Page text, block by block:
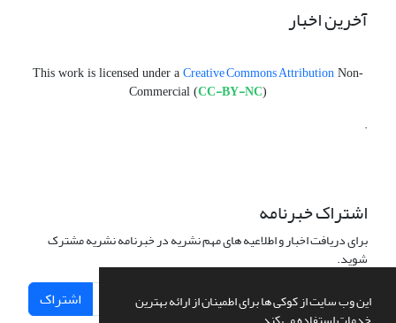
این وب سایت از کوکی ها برای اطمینان از ارائه بهترین
آخرین اخبار
This work is licensed under a Creative Commons Attribution Non-
Commercial (CC-BY-NC)
.
اشتراک خبرنامه
برای دریافت اخبار و اطلاعیه های مهم نشریه در خبرنامه نشریه مشترک
شوید.
اشتراک